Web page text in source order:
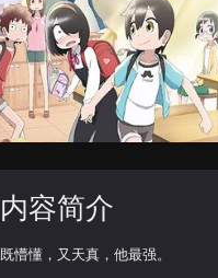
内容简介
既懵懂，又天真，他最强。